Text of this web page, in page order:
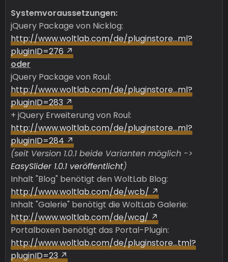
Systemvoraussetzungen:
jQuery Package von Nicklog:
http://www.woltlab.com/de/pluginstore…ml?
pluginID=276
oder
jQuery Package von Roul:
http://www.woltlab.com/de/pluginstore…ml?
pluginID=283
+ jQuery Erweiterung von Roul:
http://www.woltlab.com/de/pluginstore…ml?
pluginID=284
(seit Version 1.0.1 beide Varianten möglich ->
EasySlider 1.0.1 veröffentlicht)
Inhalt "Blog" benötigt den WoltLab Blog:
http://www.woltlab.com/de/wcb/
Inhalt "Galerie" benötigt die WoltLab Galerie:
http://www.woltlab.com/de/wcg/
Portalboxen benötigt das Portal-Plugin:
http://www.woltlab.com/de/pluginstore…tml?
pluginID=23